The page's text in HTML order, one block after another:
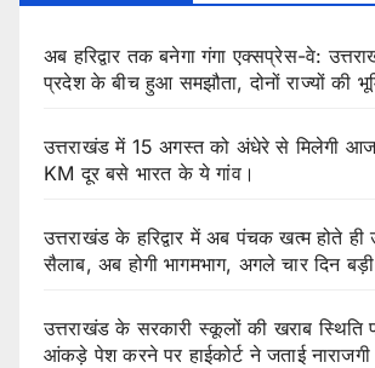
अब हरिद्वार तक बनेगा गंगा एक्सप्रेस-वे:
प्रदेश के बीच हुआ समझौता, दोनों राज्यों की
उत्तराखंड में 15 अगस्त को अंधेरे से मिलेगी
KM दूर बसे भारत के ये गांव।
उत्तराखंड के हरिद्वार में अब पंचक खत्म होते
सैलाब, अब होगी भागमभाग, अगले चार दिन बड़ी
उत्तराखंड के सरकारी स्कूलों की खराब स्थिति
आंकड़े पेश करने पर हाईकोर्ट ने जताई